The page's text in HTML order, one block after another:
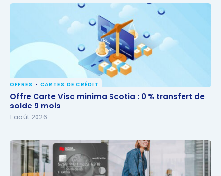
Offre Carte Visa minima Scotia : 0 % transfert de
solde 9 mois
OFFRES CARTES DE CRÉDIT
Offre Carte Visa minima Scotia : 0 % transfert de
solde 9 mois
1 août 2026